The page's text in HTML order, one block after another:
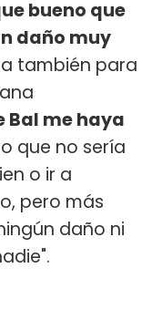
bueno que
daño muy
también para
Bal me haya
que no sería
o ir a
pero más
daño ni